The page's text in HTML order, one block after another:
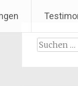
Suchen